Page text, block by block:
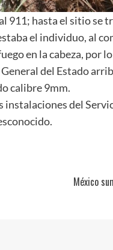
911; hasta el sitio se
el individuo, al
en la cabeza, por
del Estado
calibre 9mm.
instalaciones del
México